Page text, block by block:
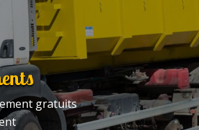
gratuits